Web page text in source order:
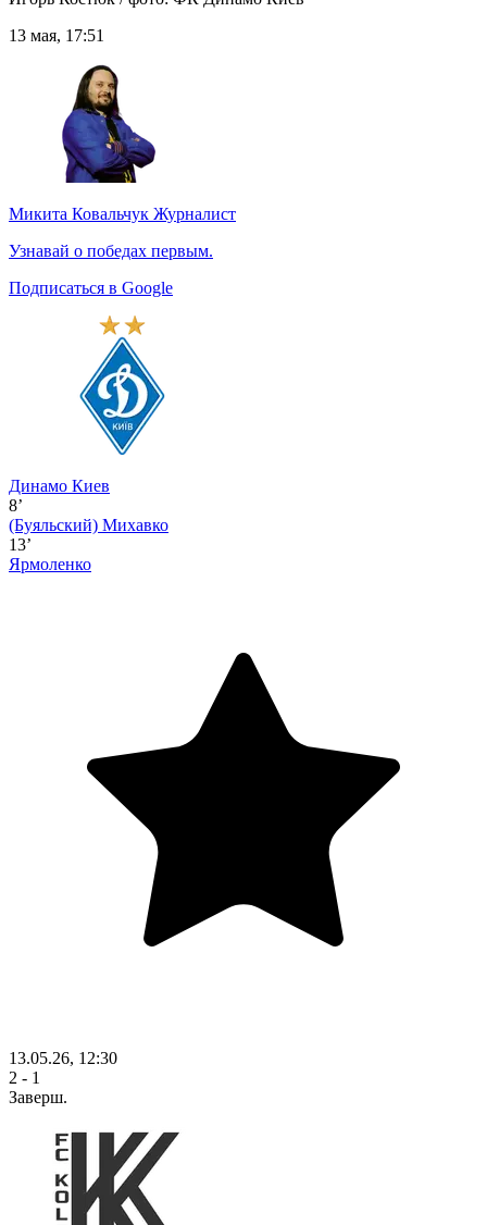
13 мая, 17:51
Микита Ковальчук Журналист
Узнавай о победах первым.
Подписаться в Google
Динамо Киев
8’
(Буяльский) Михавко
13’
Ярмоленко
13.05.26, 12:30
2 - 1
Заверш.